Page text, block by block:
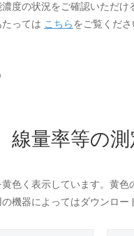
度の状況をご確認いただ
っては こちらをご覧くださ
線量率等の測
色く表示しています。黄
機器によってはダウンロー